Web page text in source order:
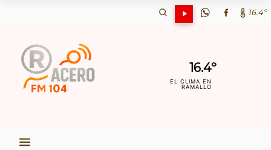
16.4º
16.4º
EL CLIMA EN
RAMALLO